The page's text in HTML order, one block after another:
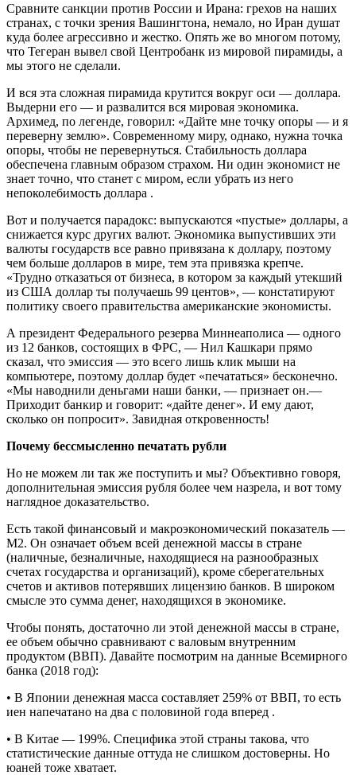
Сравните санкции против России и Ирана: грехов на наших
странах, с точки зрения Вашингтона, немало, но Иран душат
куда более агрессивно и жестко. Опять же во многом потому,
что Тегеран вывел свой Центробанк из мировой пирамиды, а
мы этого не сделали.
И вся эта сложная пирамида крутится вокруг оси — доллара.
Выдерни его — и развалится вся мировая экономика.
Архимед, по легенде, говорил: «Дайте мне точку опоры — и я
переверну землю». Современному миру, однако, нужна точка
опоры, чтобы не перевернуться. Стабильность доллара
обеспечена главным образом страхом. Ни один экономист не
знает точно, что станет с миром, если убрать из него
непоколебимость доллара .
Вот и получается парадокс: выпускаются «пустые» доллары, а
снижается курс других валют. Экономика выпустивших эти
валюты государств все равно привязана к доллару, поэтому
чем больше долларов в мире, тем эта привязка крепче.
«Трудно отказаться от бизнеса, в котором за каждый утекший
из США доллар ты получаешь 99 центов», — констатируют
политику своего правительства американские экономисты.
А президент Федерального резерва Миннеаполиса — одного
из 12 банков, состоящих в ФРС, — Нил Кашкари прямо
сказал, что эмиссия — это всего лишь клик мыши на
компьютере, поэтому доллар будет «печататься» бесконечно.
«Мы наводнили деньгами наши банки, — признает он.—
Приходит банкир и говорит: «дайте денег». И ему дают,
сколько он попросит». Завидная откровенность!
Почему бессмысленно печатать рубли
Но не можем ли так же поступить и мы? Объективно говоря,
дополнительная эмиссия рубля более чем назрела, и вот тому
наглядное доказательство.
Есть такой финансовый и макроэкономический показатель —
M2. Он означает объем всей денежной массы в стране
(наличные, безналичные, находящиеся на разнообразных
счетах государства и организаций), кроме сберегательных
счетов и активов потерявших лицензию банков. В широком
смысле это сумма денег, находящихся в экономике.
Чтобы понять, достаточно ли этой денежной массы в стране,
ее объем обычно сравнивают с валовым внутренним
продуктом (ВВП). Давайте посмотрим на данные Всемирного
банка (2018 год):
• В Японии денежная масса составляет 259% от ВВП, то есть
иен напечатано на два с половиной года вперед .
• В Китае — 199%. Специфика этой страны такова, что
статистические данные оттуда не слишком достоверны. Но
юаней тоже хватает.